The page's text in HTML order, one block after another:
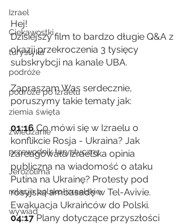
Izrael
Ciekawostki
turystyka
podróże
podróże po Izraelu
ziemia święta
zwiedzanie
przewodnik turystyczny
Jerozolima
relacje polsko-izraelskie
wywiad
Hej!
Dzisiejszy film to bardzo długie Q&A z
okazji przekroczenia 3 tysięcy
subskrybcji na kanale UBA.
Zapraszam Was serdecznie,
poruszymy takie tematy jak:
01:16 Co mówi się w Izraelu o
konflikcie Rosja - Ukraina? Jak
zareagowała izraelska opinia
publiczna na wiadomość o ataku
Putina na Ukrainę? Protesty pod
rosyjską ambasadę w Tel-Avivie.
Ewakuacja Ukraińców do Polski.
04:17 Plany dotyczące przyszłości